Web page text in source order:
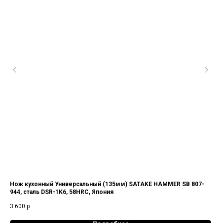
Нож кухонный Универсальный (135мм) SATAKE HAMMER SB 807-
944, сталь DSR-1K6, 58HRC, Япония
3 600 р.